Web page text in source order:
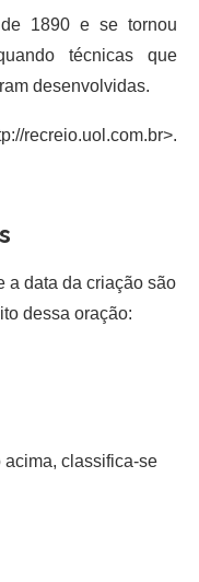
1890 e se tornou
técnicas que
desenvolvidas.
recreio.uol.com.br>.
a data da criação são
dessa oração:
classifica-se